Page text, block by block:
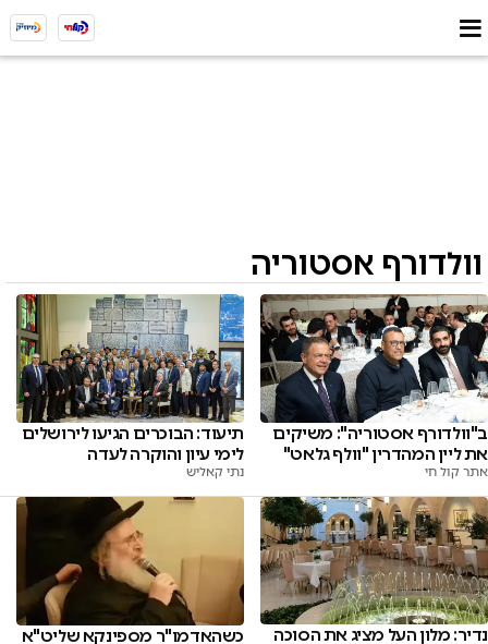
וולדורף אסטוריה
ב"וולדורף אסטוריה": משיקים
את ליין המהדרין "וולף גלאט"
אתר קול חי
תיעוד: הבוכרים הגיעו לירושלים
לימי עיון והוקרה לעדה
נתי קאליש
נדיר: מלון העל מציג את הסוכה
כשהאדמו"ר מספינקא שליט"א